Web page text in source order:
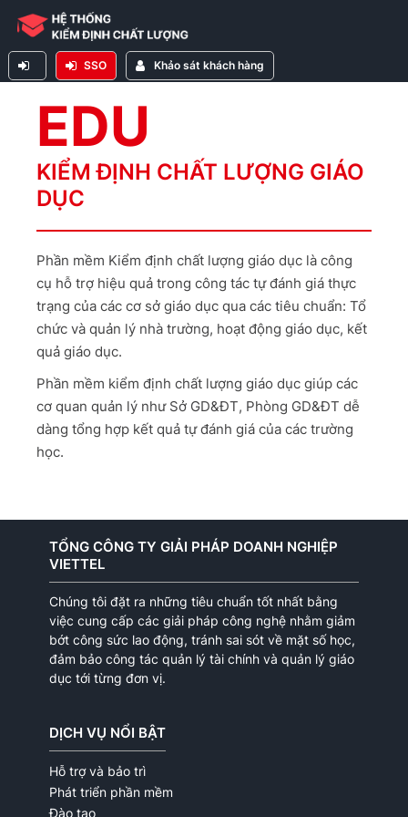
SSO Khảo sát khách hàng
EDU
KIỂM ĐỊNH CHẤT LƯỢNG GIÁO
DỤC
Phần mềm Kiểm định chất lượng giáo dục là công
cụ hỗ trợ hiệu quả trong công tác tự đánh giá thực
trạng của các cơ sở giáo dục qua các tiêu chuẩn: Tổ
chức và quản lý nhà trường, hoạt động giáo dục, kết
quả giáo dục.
Phần mềm kiểm định chất lượng giáo dục giúp các
cơ quan quản lý như Sở GD&ĐT, Phòng GD&ĐT dễ
dàng tổng hợp kết quả tự đánh giá của các trường
học.
TỔNG CÔNG TY GIẢI PHÁP DOANH NGHIỆP
VIETTEL
Chúng tôi đặt ra những tiêu chuẩn tốt nhất bằng
việc cung cấp các giải pháp công nghệ nhằm giảm
bớt công sức lao động, tránh sai sót về mặt số học,
đảm bảo công tác quản lý tài chính và quản lý giáo
dục tới từng đơn vị.
DỊCH VỤ NỔI BẬT
Hỗ trợ và bảo trì
Phát triển phần mềm
Đào tạo